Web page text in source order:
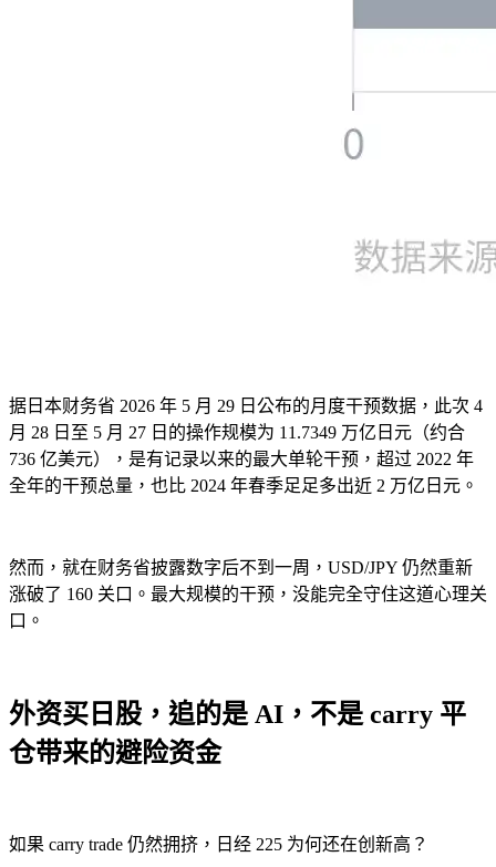
据日本财务省 2026 年 5 月 29 日公布的月度干预数据，此次 4
月 28 日至 5 月 27 日的操作规模为 11.7349 万亿日元（约合
736 亿美元），是有记录以来的最大单轮干预，超过 2022 年
全年的干预总量，也比 2024 年春季足足多出近 2 万亿日元。
然而，就在财务省披露数字后不到一周，USD/JPY 仍然重新
涨破了 160 关口。最大规模的干预，没能完全守住这道心理关
口。
外资买日股，追的是 AI，不是 carry 平
仓带来的避险资金
如果 carry trade 仍然拥挤，日经 225 为何还在创新高？